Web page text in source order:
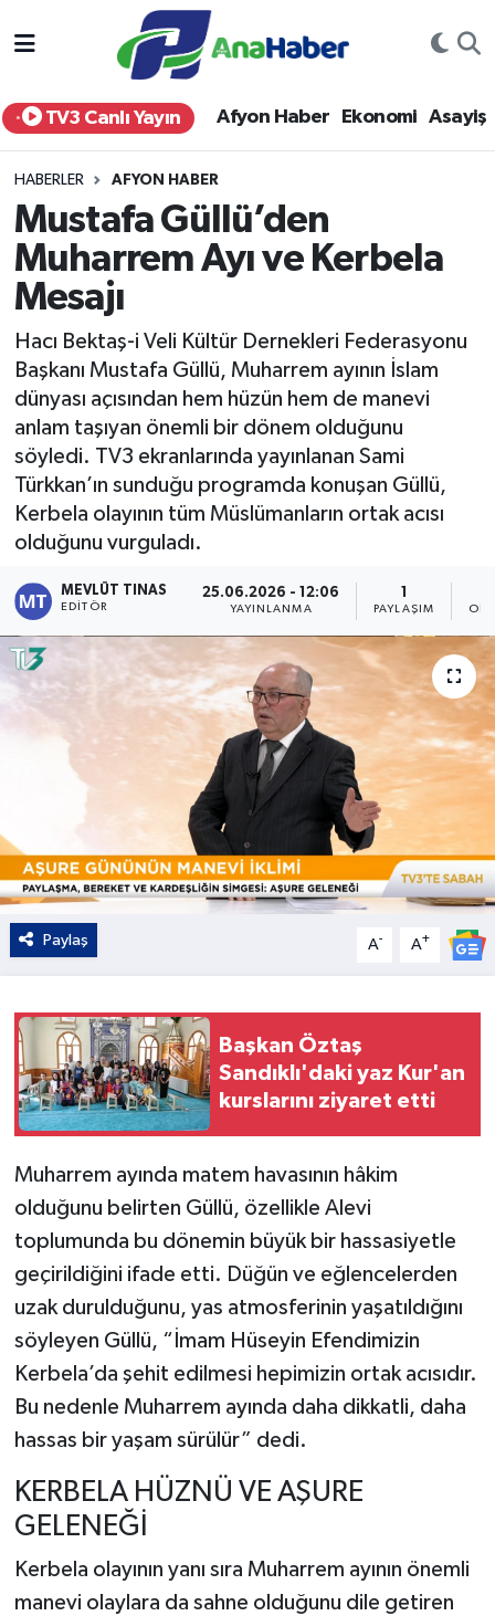
TV3 Canlı Yayın Afyon Haber Ekonomi Asayiş
HABERLER AFYON HABER
Mustafa Güllü’den
Muharrem Ayı ve Kerbela
Mesajı
Hacı Bektaş-i Veli Kültür Dernekleri Federasyonu
Başkanı Mustafa Güllü, Muharrem ayının İslam
dünyası açısından hem hüzün hem de manevi
anlam taşıyan önemli bir dönem olduğunu
söyledi. TV3 ekranlarında yayınlanan Sami
Türkkan’ın sunduğu programda konuşan Güllü,
Kerbela olayının tüm Müslümanların ortak acısı
olduğunu vurguladı.
MEVLÜT TINAS
EDITÖR
25.06.2026 - 12:06
YAYINLANMA PAYLAŞIM
Paylaş A- A+
Başkan Öztaş
Sandıklı'daki yaz Kur'an
kurslarını ziyaret etti
Muharrem ayında matem havasının hâkim
olduğunu belirten Güllü, özellikle Alevi
toplumunda bu dönemin büyük bir hassasiyetle
geçirildiğini ifade etti. Düğün ve eğlencelerden
uzak durulduğunu, yas atmosferinin yaşatıldığını
söyleyen Güllü, “İmam Hüseyin Efendimizin
Kerbela’da şehit edilmesi hepimizin ortak acısıdır.
Bu nedenle Muharrem ayında daha dikkatli, daha
hassas bir yaşam sürülür” dedi.
KERBELA HÜZNÜ VE AŞURE
GELENEĞİ
Kerbela olayının yanı sıra Muharrem ayının önemli
manevi olaylara da sahne olduğunu dile getiren
Yurt Haber
Afyon Haber
Siyaset
Spor
Eğitim
Sağlık
Teknoloji
Kültür - Sanat
Yaşam
Afyonkarahisar Nöbetçi Eczaneler
Afyonkarahisar Hava Durumu
Afyonkarahisar Trafik Yoğunluk Haritası
Süper Lig Puan Durumu ve Fikstür
Tüm Manşetler
Son Dakika Haberleri
Haber Arşivi